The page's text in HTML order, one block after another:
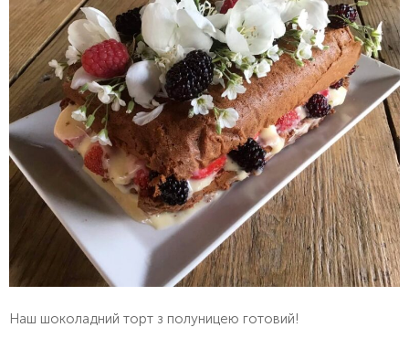
Наш шоколадний торт з полуницею готовий!